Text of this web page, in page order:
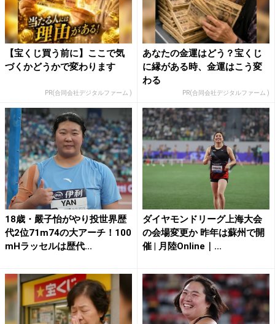
【宝くじ買う前に】ここで気
づくかどうかで変わります
PR(合同会社デジタルファーム )
あなたの金運はどう？宝くじ
に縁がある時、金運はこう変
わる
PR(合同会社デジタルファーム )
18歳・嚴子怡がやり投世界歴
代2位71m74の大アーチ！100
mHラッセルは歴代...
ダイヤモンドリーグ上海大会
の会場変更か 昨年は蘇州で開
催 | 月陸Online｜...